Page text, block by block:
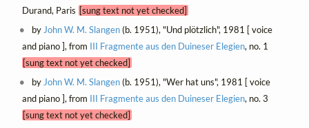
Durand, Paris [sung text not yet checked]
by John W. M. Slangen(b. 1951), "Und plötzlich", 1981 [ voice
and piano ], from III Fragmente aus den Duineser Elegien, no. 1
[sung text not yet checked]
by John W. M. Slangen(b. 1951), "Wer hat uns", 1981 [ voice
and piano ], from III Fragmente aus den Duineser Elegien, no. 3
[sung text not yet checked]